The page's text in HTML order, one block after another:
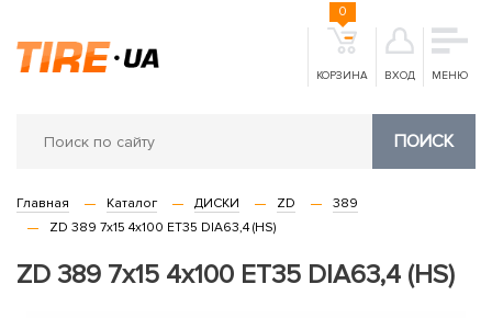
КОРЗИНА
0
ВХОД МЕНЮ
ПОИСК
Главная Каталог ДИСКИ ZD
389
ZD 389 7x15 4x100 ET35 DIA63,4 (HS)
ZD 389 7x15 4x100 ET35 DIA63,4 (HS)